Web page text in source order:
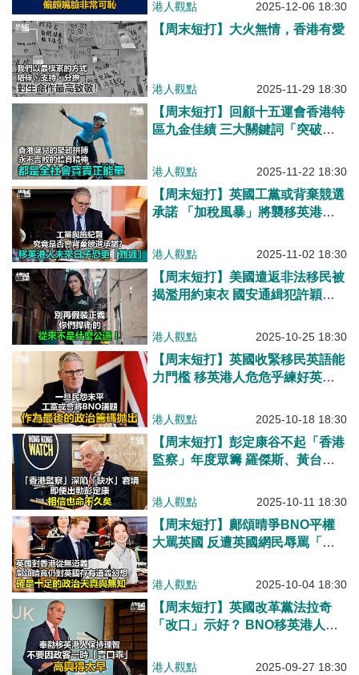
港人觀點 2025-12-06 18:30
【周末短打】大火無情，香港有愛
港人觀點 2025-11-29 18:30
【周末短打】回顧十五運會香港特
區九金佳績 三大關鍵詞「突破、
港人觀點 2025-11-22 18:30
【周末短打】英國工黨或背棄競選
承諾 「加稅風暴」將襲移英港
港人觀點 2025-11-02 18:30
【周末短打】美國遣返非法移民被
揭濫用約束衣 國安通緝犯許穎婷
港人觀點 2025-10-25 18:30
【周末短打】英國收緊移民英語能
力門檻 移英港人危危乎練好英文
港人觀點 2025-10-18 18:30
【周末短打】彭定康谷不起「香港
監察」年度眾籌 羅傑斯、黃台仰
港人觀點 2025-10-11 18:30
【周末短打】鄺頌晴爭BNO平權
大罵英國 反遭英國網民辱罵「寄
港人觀點 2025-10-04 18:30
【周末短打】英國改革黨法拉奇
「改口」示好？ BNO移英港人別
港人觀點 2025-09-27 18:30